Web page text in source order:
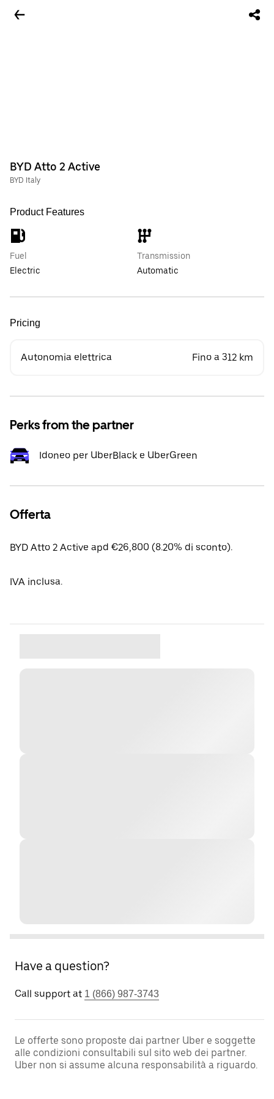
BYD Atto 2 Active
BYD Italy
Product Features
Fuel
Electric
Transmission
Automatic
Pricing
Autonomia elettrica Fino a 312 km
Perks from the partner
Idoneo per UberBlack e UberGreen
Offerta
BYD Atto 2 Active apd €26,800 (8.20% di sconto).
IVA inclusa.
Have a question?
Call support at 1 (866) 987-3743
Le offerte sono proposte dai partner Uber e soggette
alle condizioni consultabili sul sito web dei partner.
Uber non si assume alcuna responsabilità a riguardo.